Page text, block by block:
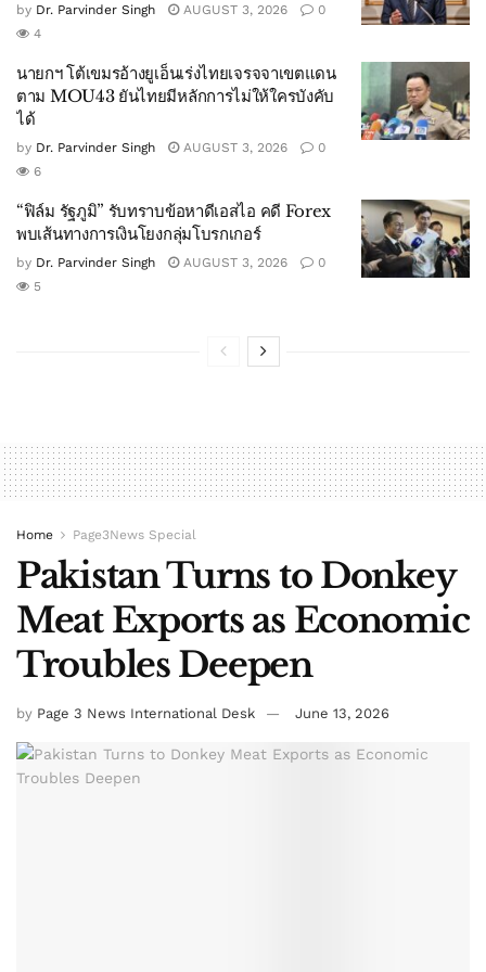
by Dr. Parvinder Singh AUGUST 3, 2026
0
4
นายกฯ โต้เขมรอ้างยูเอ็นเร่งไทยเจรจจาเขตแดน
ตาม MOU43 ยันไทยมีหลักการไม่ให้ใครบังคับ
ได้
by Dr. Parvinder Singh AUGUST 3, 2026
0
6
“ฟิล์ม รัฐภูมิ” รับทราบข้อหาดีเอสไอ คดี Forex
พบเส้นทางการเงินโยงกลุ่มโบรกเกอร์
by Dr. Parvinder Singh AUGUST 3, 2026
0
5
Home Page3News Special
Pakistan Turns to Donkey
Meat Exports as Economic
Troubles Deepen
by Page 3 News International Desk June 13, 2026